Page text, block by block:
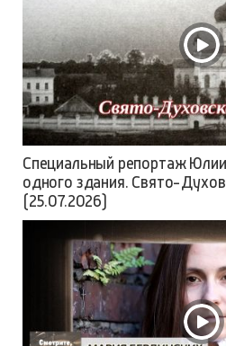
Специальный репортаж
одного здания. Свято-
(25.07.2026)